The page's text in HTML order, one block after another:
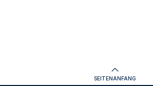
SEITENANFANG